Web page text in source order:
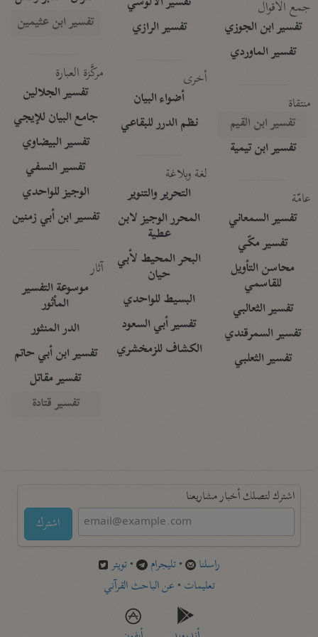
جمع الأقوال
تفسير ابن الجوزي
تفسير الماوردي
منتقاة
تفسير ابن القيم
تفسير ابن تيمية
عامّة
تفسير السمعاني
تفسير مكّي
محاسن التأويل
للقاسمي
تفسير الثعالبي
تفسير السمرقندي
تفسير الثعلبي
تفسير الرازي
أخرى
أضواء البيان
نظم الدرر للبقاعي
لغة وبلاغة
التحرير والتنوير
المحرر الوجيز لابن
عطية
البحر المحيط لأبي
حيان
البسيط للواحدي
تفسير أبي السعود
الكشاف للزمخشري
تفسير ابن عثيمين
مركَّزة العبارة
تفسير الجلالين
جامع البيان للإيجي
تفسير البيضاوي
تفسير النسفي
الوجيز للواحدي
تفسير ابن أبي زمنين
آثار
موسوعة التفسير
المأثور
الدر المنثور
تفسير ابن أبي حاتم
تفسير مقاتل
تفسير قتادة
اشترك لتصلك أخبار مشاريعنا
اشترك
راسلنا •تليجرام •تويتر
تعليمات •عن الباحث القرآني